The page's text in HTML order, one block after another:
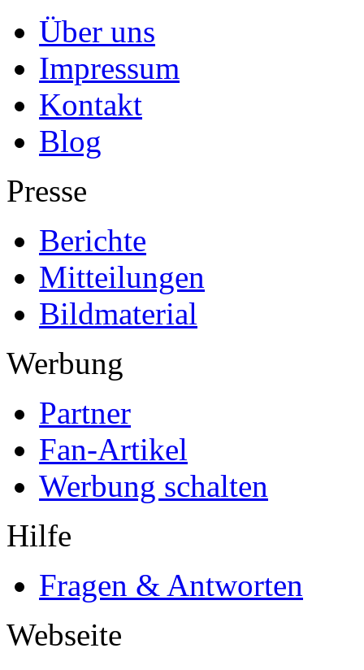
Über uns
Impressum
Kontakt
Blog
Presse
Berichte
Mitteilungen
Bildmaterial
Werbung
Partner
Fan-Artikel
Werbung schalten
Hilfe
Fragen & Antworten
Webseite